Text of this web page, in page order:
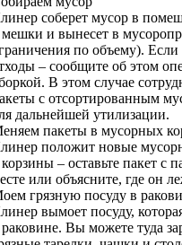
соберет мусор в
и вынесет в
по объему). Если
– сообщите об этом
В этом случае
с отсортированным
дальнейшей утилизации.
пакеты в мусорных
положит новые
– оставьте пакет с
или объясните, где он
грязную посуду в
вымоет посуду,
Вы можете туда